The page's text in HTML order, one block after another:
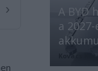
›
A BYD
a